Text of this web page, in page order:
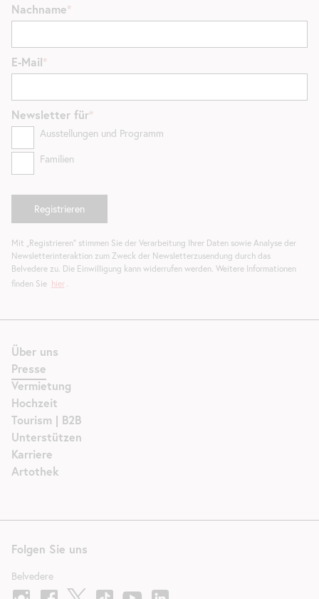
Über uns
Presse
Vermietung
Hochzeit
Tourism | B2B
Unterstützen
Karriere
Artothek
Folgen Sie uns
Belvedere
Nachname
E-Mail
Newsletter für
Ausstellungen und Programm
Familien
Mit „Registrieren“ stimmen Sie der Verarbeitung Ihrer Daten sowie Analyse der
Newsletterinteraktion zum Zweck der Newsletterzusendung durch das
Belvedere zu. Die Einwilligung kann widerrufen werden. Weitere Informationen
finden Sie hier